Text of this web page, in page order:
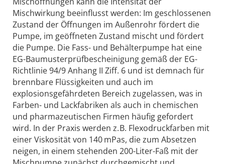
Mischwirkung beeinflusst werden: Im geschlossenen
Zustand der Öffnungen im Außenrohr fördert die
Pumpe, im geöffneten Zustand mischt und fördert
die Pumpe. Die Fass- und Behälterpumpe hat eine
EG-Baumusterprüfbescheinigung gemäß der EG-
Richtlinie 94/9 Anhang II Ziff. 6 und ist demnach für
brennbare Flüssigkeiten und auch im
explosionsgefährdeten Bereich zugelassen, was in
Farben- und Lackfabriken als auch in chemischen
und pharmazeutischen Firmen häufig gefordert
wird. In der Praxis werden z. B. Flexodruckfarben mit
einer Viskosität von 140 mPas, die zum Absetzen
neigen, in einem stehenden 200-Liter-Faß mit der